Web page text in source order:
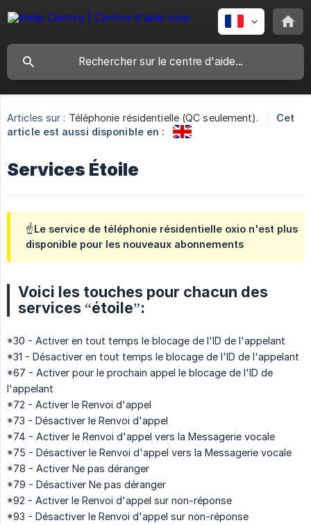
Articles sur : Téléphonie résidentielle (QC seulement).
Cet
article est aussi disponible en :
Services Étoile
☝️Le service de téléphonie résidentielle oxio n'est plus
disponible pour les nouveaux abonnements
Voici les touches pour chacun des
services “étoile”:
*30 - Activer en tout temps le blocage de l'ID de l'appelant
*31 - Désactiver en tout temps le blocage de l'ID de l'appelant
*67 - Activer pour le prochain appel le blocage de l'ID de
l'appelant
*72 - Activer le Renvoi d'appel
*73 - Désactiver le Renvoi d'appel
*74 - Activer le Renvoi d'appel vers la Messagerie vocale
*75 - Désactiver le Renvoi d'appel vers la Messagerie vocale
*78 - Activer Ne pas déranger
*79 - Désactiver Ne pas déranger
*92 - Activer le Renvoi d'appel sur non-réponse
*93 - Désactiver le Renvoi d'appel sur non-réponse